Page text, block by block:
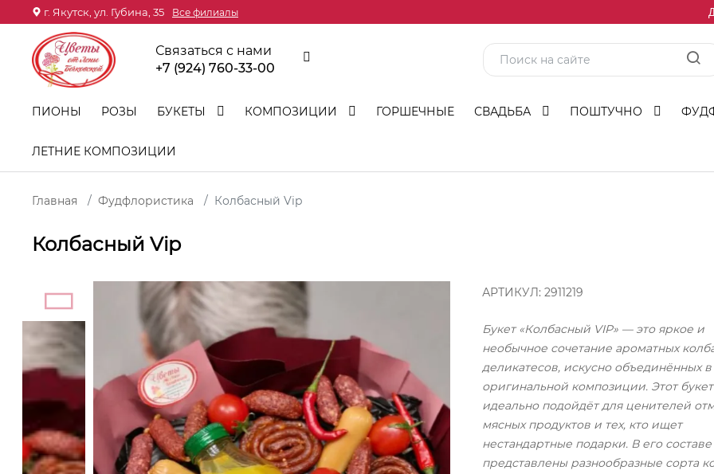
г. Якутск, ул. Губина, 35 Все филиалы
Связаться с нами
+7 (924) 760-33-00
ПИОНЫ РОЗЫ БУКЕТЫ КОМПОЗИЦИИ ГОРШЕЧНЫЕ СВАДЬБА ПОШТУЧНО
ЛЕТНИЕ КОМПОЗИЦИИ
Главная Фудфлористика Колбасный Vip
Колбасный Vip
АРТИКУЛ: 2911219
Букет «Колбасный VIP» — это яркое и
необычное сочетание ароматных
деликатесов, искусно объединённых в
оригинальной композиции. Этот букет
идеально подойдёт для ценителей
мясных продуктов и тех, кто ищет
нестандартные подарки. В его составе
представлены разнообразные сорта